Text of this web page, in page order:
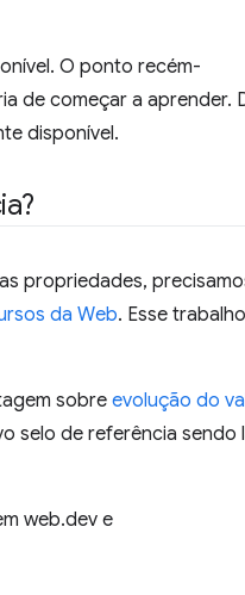
O ponto recém-
de começar a aprender.
disponível.
propriedades,
da Web. Esse
sobreevolução do
selo de referência sendo
web.dev e